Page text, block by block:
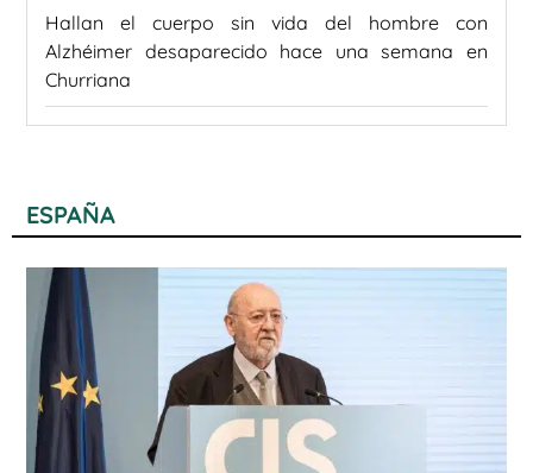
Hallan el cuerpo sin vida del hombre con
Alzhéimer desaparecido hace una semana en
Churriana
ESPAÑA